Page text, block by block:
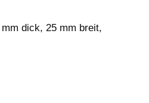
dick, 25 mm breit,